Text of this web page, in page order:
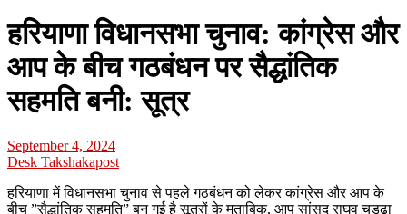
हरियाणा विधानसभा चुनाव: कांग्रेस और
आप के बीच गठबंधन पर सैद्धांतिक
सहमति बनी: सूत्र
September 4, 2024
Desk Takshakapost
हरियाणा में विधानसभा चुनाव से पहले गठबंधन को लेकर कांग्रेस और आप के
बीच ”सैद्धांतिक सहमति” बन गई है सूत्रों के मुताबिक, आप सांसद राघव चड्ढा